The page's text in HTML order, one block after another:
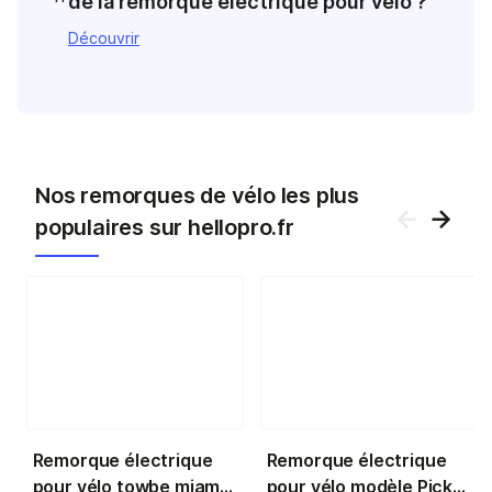
Découvrir
Nos remorques de vélo les plus
populaires sur hellopro.fr
Remorque électrique
pour vélo towbe miami :
Remorque électrique
pour vélo modèle Pick-